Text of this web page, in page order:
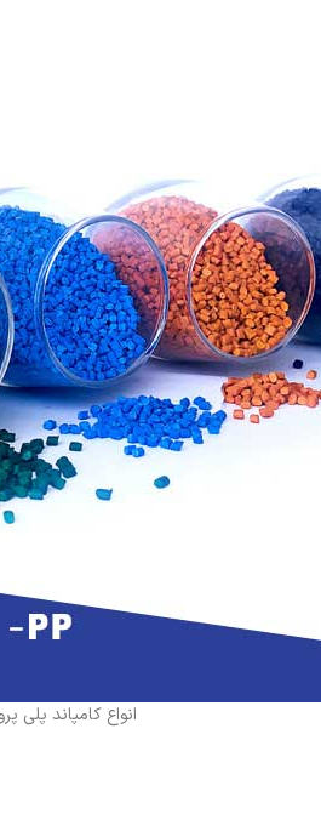
انواع کامپاند پلی